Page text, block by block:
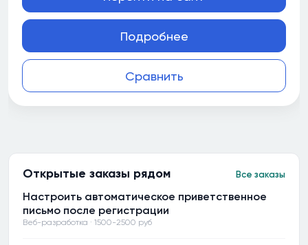
Сравнить
Подробнее
Открытые заказы рядом Все заказы
Настроить автоматическое приветственное
письмо после регистрации
Веб-разработка · 1500-2500 руб